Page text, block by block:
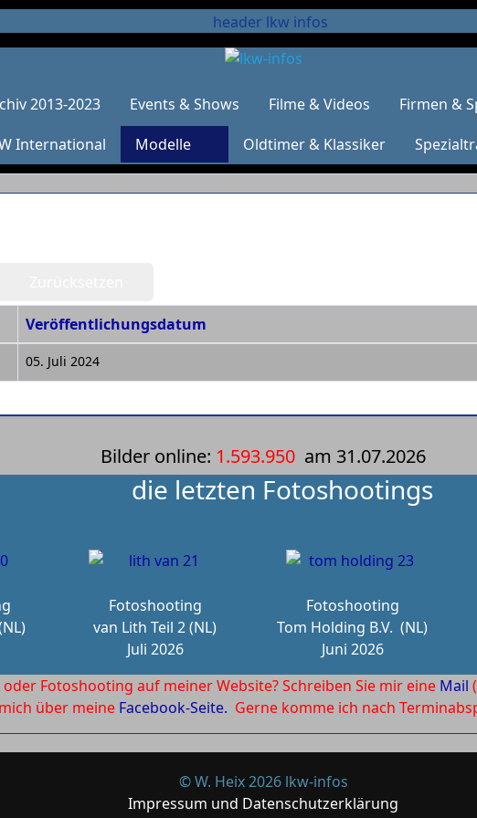
2013-2023 Events & Shows Filme & Videos Firmen &
International Modelle Oldtimer & Klassiker
Veröffentlichungsdatum
05. Juli 2024
Bilder online: 1.593.950 am 31.07.2026
die letzten Fotoshootings
Fotoshooting
van Lith Teil 2 (NL)
Juli 2026
Fotoshooting
Tom Holding B.V. (NL)
Juni 2026
Fotoshooting auf meiner Website? Schreiben Sie mir eine Mail
über meine Facebook-Seite. Gerne komme ich nach
© W. Heix 2026 lkw-infos
Impressum und Datenschutzerklärung